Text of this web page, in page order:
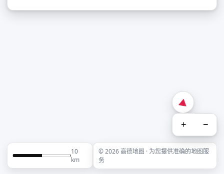
+ −
10
km
© 2026 高德地图 · 为您提供准确的地图服
务